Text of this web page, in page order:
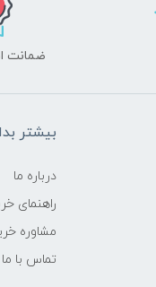
ضمانت
بیشتر
درباره ما
راهنمای
مشاوره
تماس با ما